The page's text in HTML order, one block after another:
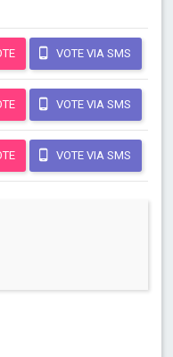
VOTE VIA SMS
VOTE VIA SMS
VOTE VIA SMS